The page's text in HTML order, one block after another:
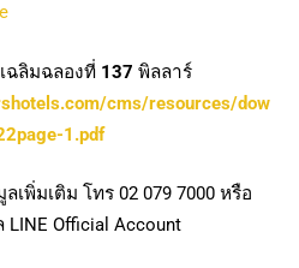
ฉลิมฉลองที่ 137 พิลลาร์
cms/resources/dow
1.pdf
พิ่มเติม โทร 02 079 7000 หรือ
Official Account